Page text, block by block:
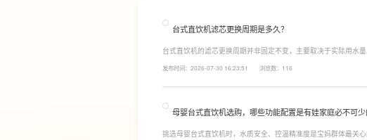
台式直饮机滤芯更换周期是多久？
台式直饮机的滤芯更换周期并非固定不变，主要取决于实际用水
命相对较长，通常在2至3年左右，而后置活性炭滤芯则建议每年更
发布时间：2026-07-30 16:23:51 浏览数：116
母婴台式直饮机选购，哪些功能配置是有娃家庭必不可少
挑选母婴台式直饮机时，水质安全、控温精准度是宝妈群体最关